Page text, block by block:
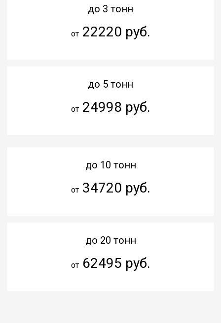
до 3 тонн
от22220 руб.
до 5 тонн
от24998 руб.
до 10 тонн
от34720 руб.
до 20 тонн
от62495 руб.